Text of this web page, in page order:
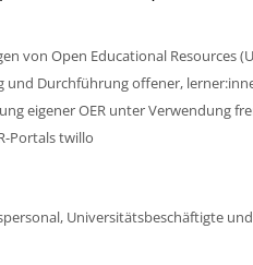
von Open Educational Resources
und Durchführung offener,
eigener OER unter Verwendung
Portals twillo
Universitätsbeschäftigte